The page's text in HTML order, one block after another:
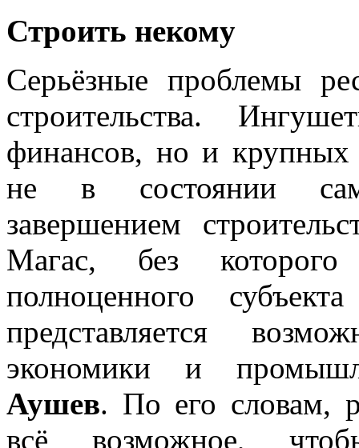
Строить некому
Серьёзные проблемы
строительства.
финансов, но и
не в состоянии
завершением
Магас, без
полноценного
представляется
экономики и
Аушев. По его словам,
всё возможное,